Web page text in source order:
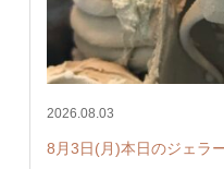
2026.08.03
8月3日(月)本日のジェラ